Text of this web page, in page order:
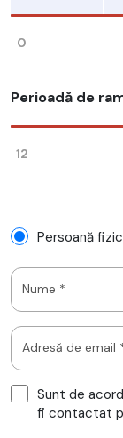
0
Perioadă de
12
Persoană
Nume *
Adresă de email
Sunt de
fi contactat